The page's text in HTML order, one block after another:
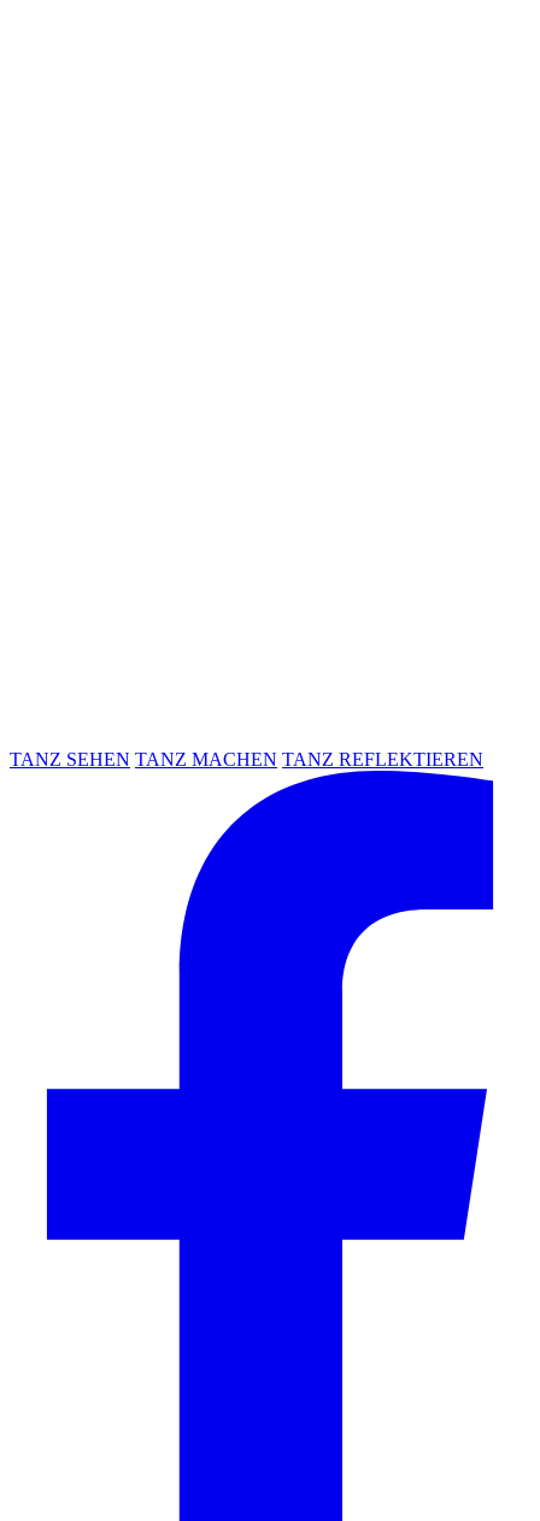
TANZ SEHEN TANZ MACHEN TANZ REFLEKTIEREN